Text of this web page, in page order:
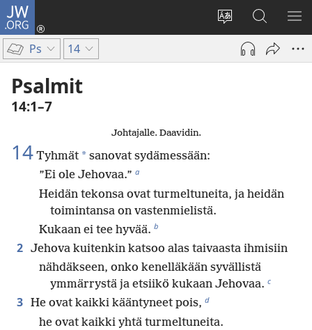
JW.ORG
Vaihda
sivuston
kieli
Kirjaudu
(avaa
ikkunan)
Hae
JW.ORG-
sivustolta
Ps 14
Psalmit
14:1–7
Johtajalle. Daavidin.
14 Tyhmät * sanovat sydämessään:
”Ei ole Jehovaa.” a
Heidän tekonsa ovat turmeltuneita, ja heidän
toimintansa on vastenmielistä.
Kukaan ei tee hyvää. b
2 Jehova kuitenkin katsoo alas taivaasta ihmisiin
nähdäkseen, onko kenelläkään syvällistä
ymmärrystä ja etsiikö kukaan Jehovaa. c
3 He ovat kaikki kääntyneet pois, d
he ovat kaikki yhtä turmeltuneita.